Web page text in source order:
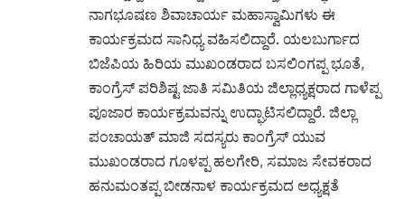
ನಾಗಭೂಷಣ ಶಿವಾಚಾರ್ಯ ಮಹಾಸ್ವಾಮಿಗಳು ಈ
ಕಾರ್ಯಕ್ರಮದ ಸಾನಿಧ್ಯ ವಹಿಸಲಿದ್ದಾರೆ. ಯಲಬುರ್ಗಾದ
ಬಿಜೆಪಿಯ ಹಿರಿಯ ಮುಖಂಡರಾದ ಬಸಲಿಂಗಪ್ಪ ಭೂತೆ,
ಕಾಂಗ್ರೆಸ್ ಪರಿಶಿಷ್ಟ ಜಾತಿ ಸಮಿತಿಯ ಜಿಲ್ಲಾಧ್ಯಕ್ಷರಾದ ಗಾಳೆಪ್ಪ
ಪೂಜಾರ ಕಾರ್ಯಕ್ರಮವನ್ನು ಉದ್ಘಾಟಿಸಲಿದ್ದಾರೆ. ಜಿಲ್ಲಾ
ಪಂಚಾಯತ್ ಮಾಜಿ ಸದಸ್ಯರು ಕಾಂಗ್ರೆಸ್ ಯುವ
ಮುಖಂಡರಾದ ಗೂಳಪ್ಪ ಹಲಗೇರಿ, ಸಮಾಜ ಸೇವಕರಾದ
ಹನುಮಂತಪ್ಪ ಬೀಡನಾಳ ಕಾರ್ಯಕ್ರಮದ ಅಧ್ಯಕ್ಷತೆ